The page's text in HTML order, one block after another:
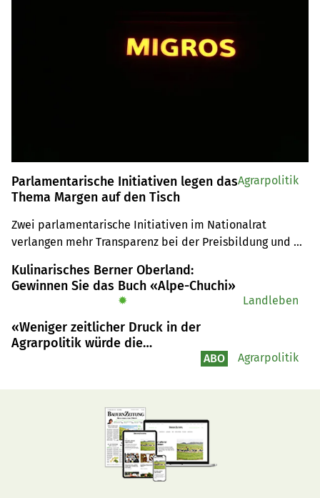
Parlamentarische Initiativen legen das
Thema Margen auf den Tisch
Zwei parlamentarische Initiativen im Nationalrat
verlangen mehr Transparenz bei der Preisbildung und
Wertschöpfungskette und eine Ombudsstelle für
unlautere Handelspraktiken.
Agrarpolitik
Kulinarisches Berner Oberland:
Gewinnen Sie das Buch «Alpe-Chuchi»
✹ Landleben
«Weniger zeitlicher Druck in der
Agrarpolitik würde die
ABO Agrarpolitik